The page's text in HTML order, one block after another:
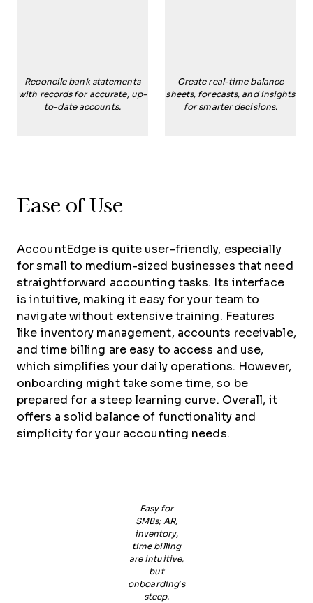
Reconcile bank statements
with records for accurate, up-
to-date accounts.
Create real-time balance
sheets, forecasts, and insights
for smarter decisions.
Ease of Use
AccountEdge is quite user-friendly, especially
for small to medium-sized businesses that need
straightforward accounting tasks. Its interface
is intuitive, making it easy for your team to
navigate without extensive training. Features
like inventory management, accounts receivable,
and time billing are easy to access and use,
which simplifies your daily operations. However,
onboarding might take some time, so be
prepared for a steep learning curve. Overall, it
offers a solid balance of functionality and
simplicity for your accounting needs.
Easy for
SMBs; AR,
inventory,
time billing
are intuitive,
but
onboarding’s
steep.